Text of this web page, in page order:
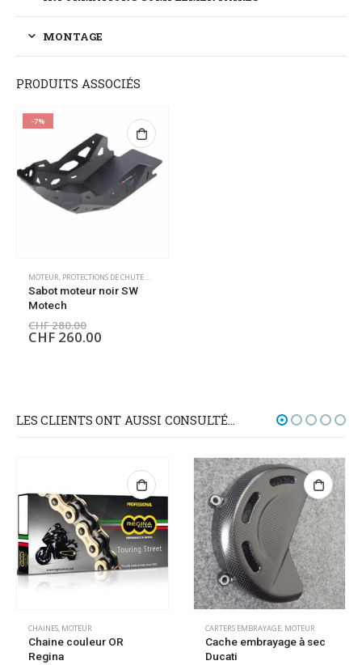
MONTAGE
PRODUITS ASSOCIÉS
-7%
MOTEUR, PROTECTIONS DE CHUTE MOTEUR
Sabot moteur noir SW
Motech
CHF280.00
CHF 260.00
LES CLIENTS ONT AUSSI CONSULTÉ…
CHAINES, MOTEUR
Chaine couleur OR
Regina
CARTERS EMBRAYAGE, MOTEUR
Cache embrayage à sec
Ducati